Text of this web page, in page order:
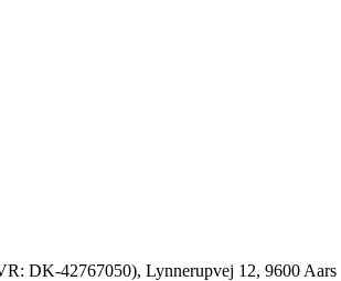
DK-42767050), Lynnerupvej 12, 9600 Aars